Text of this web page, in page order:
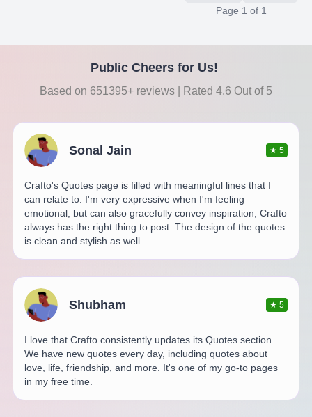
Page 1 of 1
Public Cheers for Us!
Based on 651395+ reviews | Rated 4.6 Out of 5
Sonal Jain ★5
Crafto's Quotes page is filled with meaningful lines that I
can relate to. I'm very expressive when I'm feeling
emotional, but can also gracefully convey inspiration; Crafto
always has the right thing to post. The design of the quotes
is clean and stylish as well.
Shubham ★5
I love that Crafto consistently updates its Quotes section.
We have new quotes every day, including quotes about
love, life, friendship, and more. It's one of my go-to pages
in my free time.